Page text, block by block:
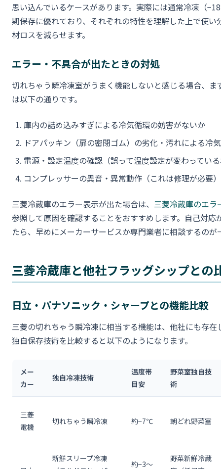
思い込んでいるケースがあります。実際には通常冷凍（
期保存に優れており、それぞれの特性を理解した上で使い
材ロスを減らせます。
エラー・不具合が出たときの対処
切れちゃう瞬冷凍室がうまく機能しないと感じる場合、ま
は以下の通りです。
庫内の詰め込みすぎによる冷気循環の妨害がないか
ドアパッキン（扉の密閉ゴム）の劣化・汚れによる冷
電源・設定温度の確認（誤って温度設定が変わってい
コンプレッサーの異音・異常動作（これは修理が必要）
三菱冷蔵庫のエラー表示が出た場合は、 三菱冷蔵庫のエラ
参照して原因を確認することをおすすめします。自己対応
たら、早めにメーカーサービスか専門業者に相談するのが
三菱冷蔵庫と他社フラッグシップとの
日立・パナソニック・シャープとの機能比較
三菱の切れちゃう瞬冷凍に相当する機能は、他社にも存在
独自保存技術を比較すると以下のようになります。
メー
カー
独自冷凍技術
温度帯
目安
野菜室独自技
術
三菱
電機
切れちゃう瞬冷凍 約−7℃ 朝どれ野菜室
新鮮スリープ冷凍
約−3〜
野菜新鮮冷蔵